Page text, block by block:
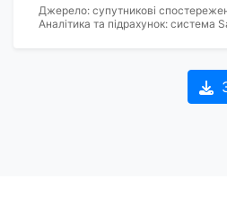
Джерело: супутникові
Аналітика та підрахунок: система